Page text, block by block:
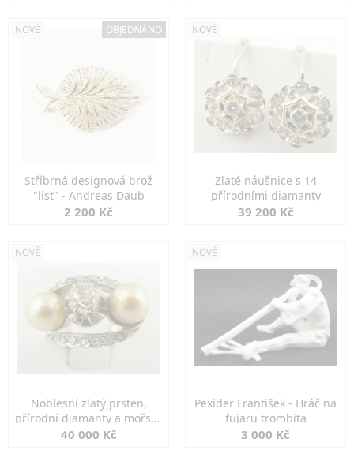
NOVÉ OBJEDNÁNO
Stříbrná designová brož
"list" - Andreas Daub
2 200 Kč
NOVÉ
Zlaté náušnice s 14
přírodními diamanty
39 200 Kč
NOVÉ
Noblesní zlatý prsten,
přírodní diamanty a mořské
perly
40 000 Kč
NOVÉ
Pexider František - Hráč na
fujaru trombita
3 000 Kč